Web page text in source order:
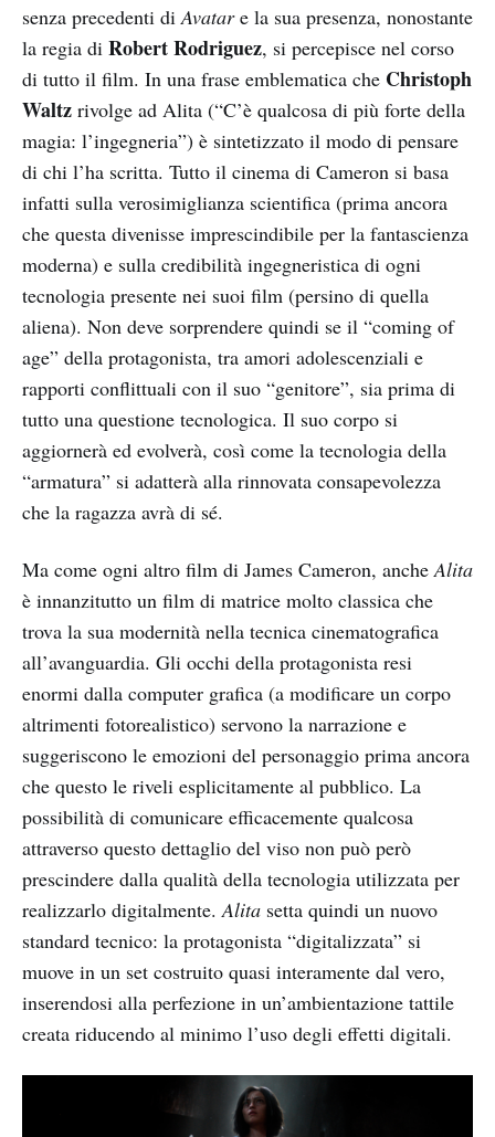
senza precedenti di Avatare la sua presenza, nonostante
la regia di Robert Rodriguez, si percepisce nel corso
di tutto il film. In una frase emblematica che Christoph
Waltz rivolge ad Alita (“C’è qualcosa di più forte della
magia: l’ingegneria”) è sintetizzato il modo di pensare
di chi l’ha scritta. Tutto il cinema di Cameron si basa
infatti sulla verosimiglianza scientifica (prima ancora
che questa divenisse imprescindibile per la fantascienza
moderna) e sulla credibilità ingegneristica di ogni
tecnologia presente nei suoi film (persino di quella
aliena). Non deve sorprendere quindi se il “coming of
age” della protagonista, tra amori adolescenziali e
rapporti conflittuali con il suo “genitore”, sia prima di
tutto una questione tecnologica. Il suo corpo si
aggiornerà ed evolverà, così come la tecnologia della
“armatura” si adatterà alla rinnovata consapevolezza
che la ragazza avrà di sé.
Ma come ogni altro film di James Cameron, anche Alita
è innanzitutto un film di matrice molto classica che
trova la sua modernità nella tecnica cinematografica
all’avanguardia. Gli occhi della protagonista resi
enormi dalla computer grafica (a modificare un corpo
altrimenti fotorealistico) servono la narrazione e
suggeriscono le emozioni del personaggio prima ancora
che questo le riveli esplicitamente al pubblico. La
possibilità di comunicare efficacemente qualcosa
attraverso questo dettaglio del viso non può però
prescindere dalla qualità della tecnologia utilizzata per
realizzarlo digitalmente. Alita setta quindi un nuovo
standard tecnico: la protagonista “digitalizzata” si
muove in un set costruito quasi interamente dal vero,
inserendosi alla perfezione in un’ambientazione tattile
creata riducendo al minimo l’uso degli effetti digitali.